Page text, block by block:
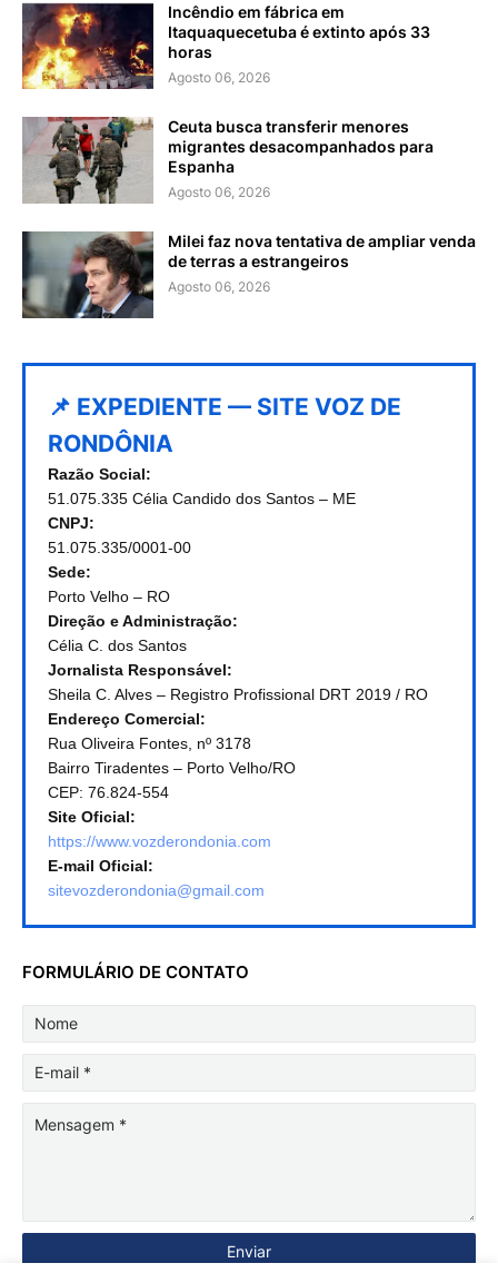
Incêndio em fábrica em
Itaquaquecetuba é extinto após 33
horas
Agosto 06, 2026
Ceuta busca transferir menores
migrantes desacompanhados para
Espanha
Agosto 06, 2026
Milei faz nova tentativa de ampliar venda
de terras a estrangeiros
Agosto 06, 2026
📌 EXPEDIENTE — SITE VOZ DE
RONDÔNIA
Razão Social:
51.075.335 Célia Candido dos Santos – ME
CNPJ:
51.075.335/0001-00
Sede:
Porto Velho – RO
Direção e Administração:
Célia C. dos Santos
Jornalista Responsável:
Sheila C. Alves – Registro Profissional DRT 2019 / RO
Endereço Comercial:
Rua Oliveira Fontes, nº 3178
Bairro Tiradentes – Porto Velho/RO
CEP: 76.824-554
Site Oficial:
https://www.vozderondonia.com
E-mail Oficial:
sitevozderondonia@gmail.com
FORMULÁRIO DE CONTATO